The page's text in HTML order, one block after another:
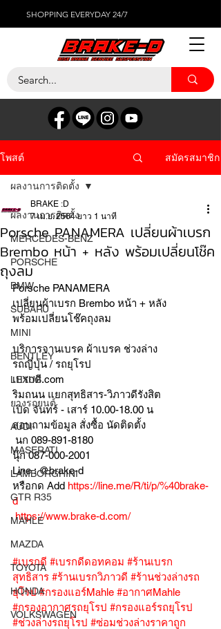
SHOPPING EVERYDAY 24/7
โพสต์ สมัครสมาชิก
ผลงานการติดตั้ง
MERCEDES-BENZ
PORSCHE
BMW
SUBARU
MINI
BENTLEY
LEXUS
ยางรถยนต์
AUDI
MASERATI
LAMBORGHINI
GTR R35
MAHLE
MAZDA
TOYOTA
HONDA
VOLKSWAGEN
ผลงานการติดตั้ง
Porsche PANAMERA เปลี่ยนผ้าเบรก
Brembo หน้า + หลัง พร้อมเปลี่ยนโช๊ค
ถุงลม
BRAKE :D
7 เม.ย. 2564 ยาว 1 นาที
Porsche PANAMERA
เปลี่ยนผ้าเบรก Brembo หน้า + หลัง
พร้อมเปลี่ยนโช๊คถุงลม
บริการจานเบรค ผ้าเบรค ช่วงล่าง
รถญี่ปุ่น / รถยุโรป
เบรกดี.com
ริมถนน แยกสุทธิสาร-วิภาวดีรังสิต
เปิด จันทร์ - เสาร์ 10.00-18.00 น
สอบถามข้อมูล สั่งซื้อ นัดติดตั้ง
นก 089-891-8180
นุ๊ก 087-000-2001
Line : @brake-d
หรือกด Add https://line.me/R/ti/p/%40brake-
d
https://www.brake-d.com/
#เบรกดี #เบรกดีดอทคอม #ร้านเบรก
สุทธิสาร #ร้านเบรกวิภาวดี #ร้านช่วงล่างรถ
ยุโรป #กรองแอร์Mahle #อากาศMahle
#กรองอากาศรถยุโรป #กรองแอร์รถยุโรป
#ช่วงล่างรถยุโรป #ซ่อมช่วงล่างราคาถูก